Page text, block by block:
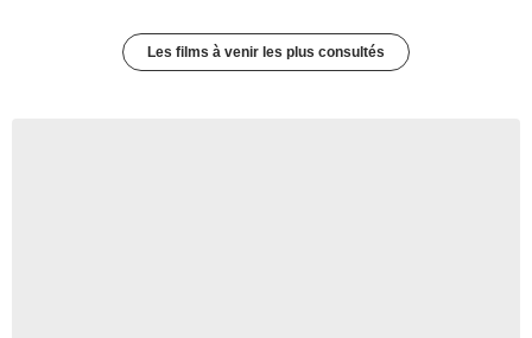
Les films à venir les plus consultés